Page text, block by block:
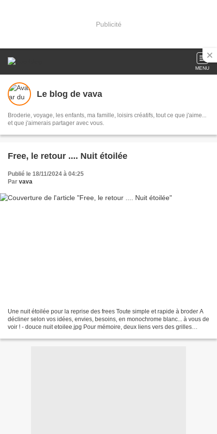
Publicité
MENU
Le blog de vava
Broderie, voyage, les enfants, ma famille, loisirs créatifs, tout ce que j'aime...
et que j'aimerais partager avec vous.
Free, le retour .... Nuit étoilée
Publié le 18/11/2024 à 04:25
Par vava
Une nuit étoilée pour la reprise des frees Toute simple et rapide à broder A
décliner selon vos idées, envies, besoins, en monochrome blanc... à vous de
voir ! - douce nuit etoilee.jpg Pour mémoire, deux liens vers des grilles